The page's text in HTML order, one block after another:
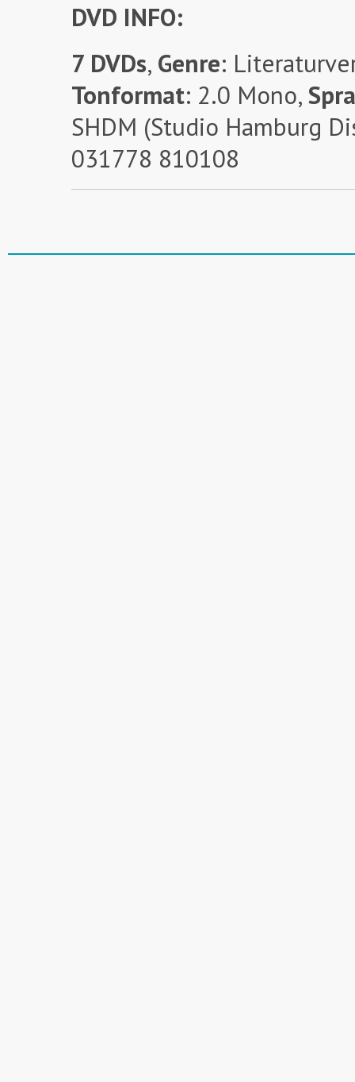
DVD INFO:
7 DVDs, Genre:
Tonformat: 2.0 Mono,
SHDM (Studio Hamburg
031778 810108